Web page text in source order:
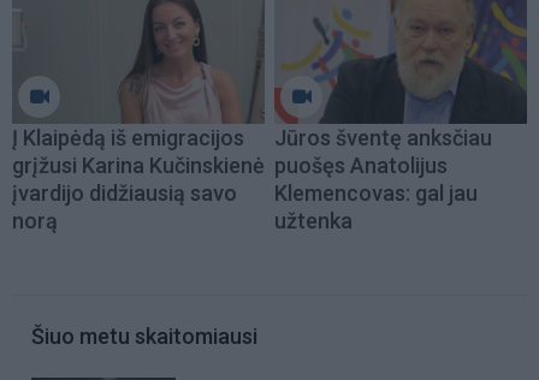
Į Klaipėdą iš emigracijos
grįžusi Karina Kučinskienė
įvardijo didžiausią savo
norą
Jūros šventę anksčiau
puošęs Anatolijus
Klemencovas: gal jau
užtenka
Šiuo metu skaitomiausi